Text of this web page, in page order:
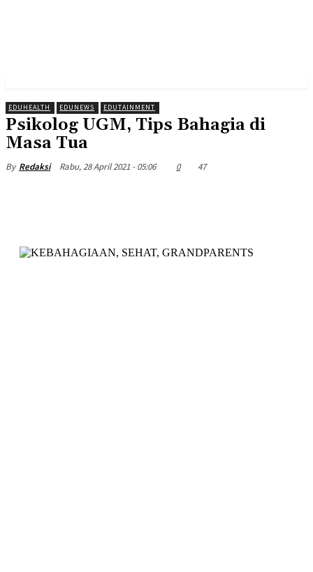
EDUHEALTH EDUNEWS EDUTAINMENT
Psikolog UGM, Tips Bahagia di
Masa Tua
By Redaksi Rabu, 28 April 2021 - 05:06 0 47